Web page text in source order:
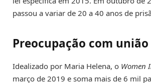
passou a variar de 20 a 40 anos de
Preocupação com
Idealizado por Maria Helena, o Women
março de 2019 e soma mais de 6 mil